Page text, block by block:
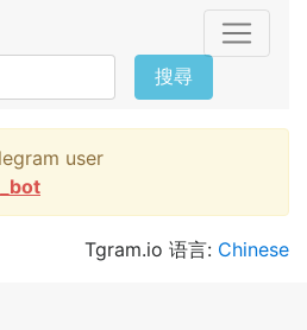
搜尋
user
Tgram.io 语言: Chinese